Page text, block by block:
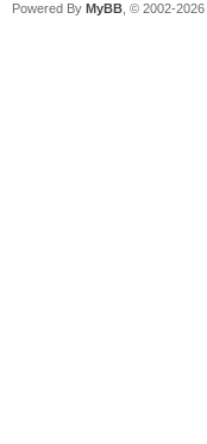
Powered By MyBB , © 2002-2026